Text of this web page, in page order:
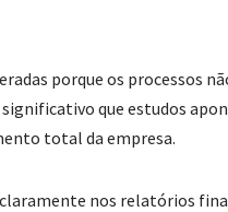
porque os processos
que estudos
total da empresa.
nos relatórios